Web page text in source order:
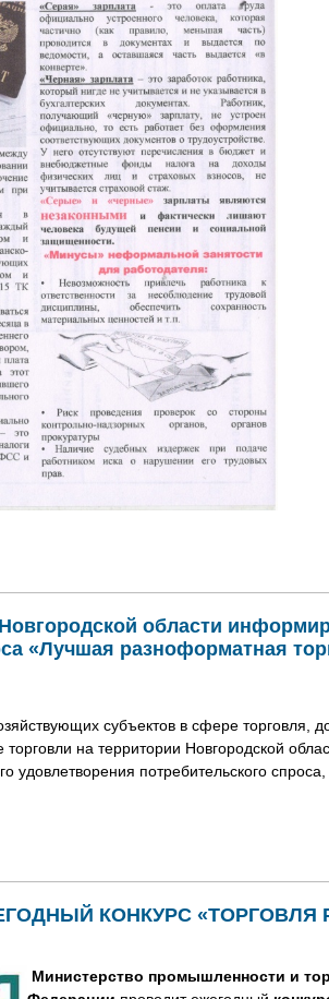
области
«Лучшая разноформатная
субъектов в сфере торговля,
на территории Новгородской
потребительского
КОНКУРС «ТОРГОВЛЯ
Министерство промышленности и